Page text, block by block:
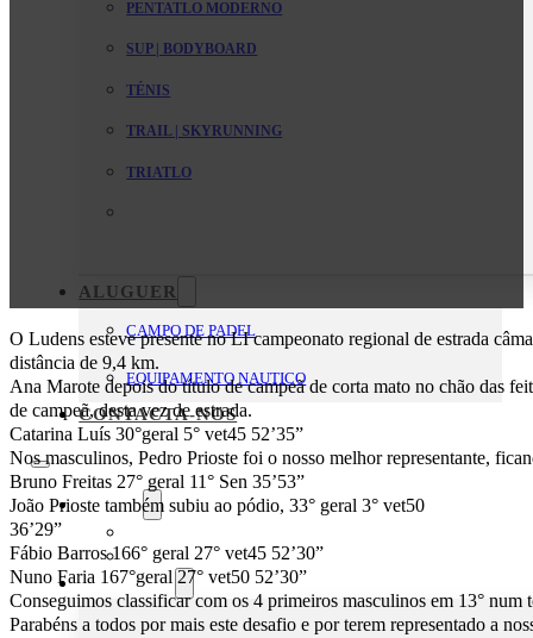
PENTATLO MODERNO
SUP | BODYBOARD
TÉNIS
TRAIL | SKYRUNNING
TRIATLO
ALUGUER
CAMPO DE PADEL
EQUIPAMENTO NAUTICO
CONTACTA-NOS
O Clube
Estatutos
Modalidades
O Ludens esteve presente no LI campeonato regional de estrada
distância de 9,4 km.
Ana Marote depois do título de campeã de corta mato no chão das
de campeã, desta vez de estrada.
Catarina Luís 30°geral 5° vet45 52’35”
Nos masculinos, Pedro Prioste foi o nosso melhor representante,
Bruno Freitas 27° geral 11° Sen 35’53”
João Prioste também subiu ao pódio, 33° geral 3° vet50
36’29”
Fábio Barros 166° geral 27° vet45 52’30”
Nuno Faria 167°geral 27° vet50 52’30”
Conseguimos classificar com os 4 primeiros masculinos em 13° num
Parabéns a todos por mais este desafio e por terem representado a